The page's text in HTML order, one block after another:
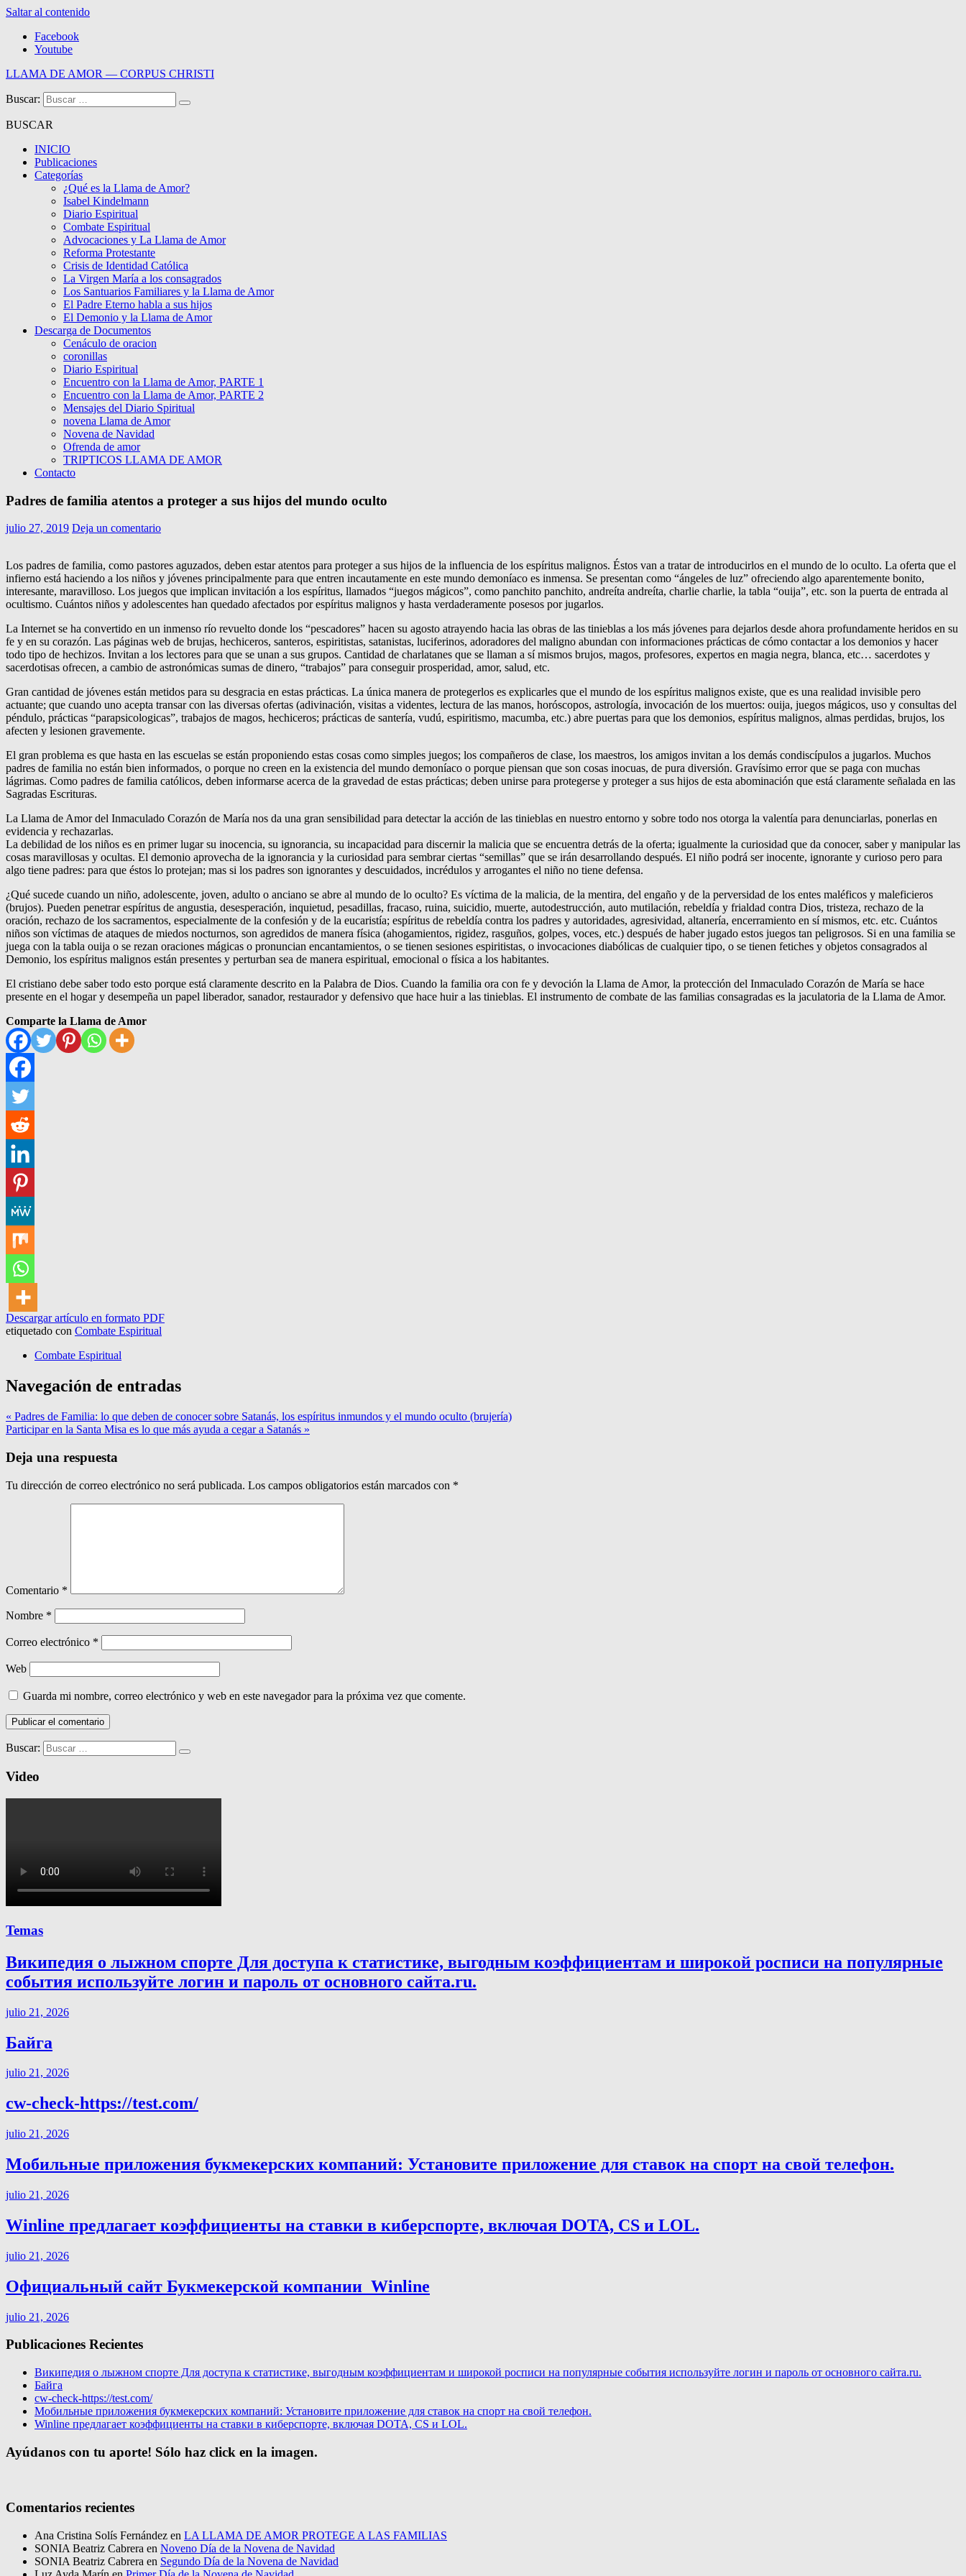
Saltar al contenido
Facebook
Youtube
LLAMA DE AMOR — CORPUS CHRISTI
Blog de la Llama de Amor
Buscar:
BUSCAR
INICIO
Publicaciones
Categorías
¿Qué es la Llama de Amor?
Isabel Kindelmann
Diario Espiritual
Combate Espiritual
Advocaciones y La Llama de Amor
Reforma Protestante
Crisis de Identidad Católica
La Virgen María a los consagrados
Los Santuarios Familiares y la Llama de Amor
El Padre Eterno habla a sus hijos
El Demonio y la Llama de Amor
Descarga de Documentos
Cenáculo de oracion
coronillas
Diario Espiritual
Encuentro con la Llama de Amor, PARTE 1
Encuentro con la Llama de Amor, PARTE 2
Mensajes del Diario Spiritual
novena Llama de Amor
Novena de Navidad
Ofrenda de amor
TRIPTICOS LLAMA DE AMOR
Contacto
Padres de familia atentos a proteger a sus hijos del mundo oculto
julio 27, 2019 Deja un comentario
Los padres de familia, como pastores aguzados, deben estar atentos para proteger a sus hijos de la influencia de los espíritus malignos. Éstos van a tratar de introducirlos en el mundo de lo oculto. La oferta que el
infierno está haciendo a los niños y jóvenes principalmente para que entren incautamente en este mundo demoníaco es inmensa. Se presentan como “ángeles de luz” ofreciendo algo aparentemente bonito,
interesante, maravilloso. Los juegos que implican invitación a los espíritus, llamados “juegos mágicos”, como panchito panchito, andreíta andreíta, charlie charlie, la tabla “ouija”, etc. son la puerta de entrada al
ocultismo. Cuántos niños y adolescentes han quedado afectados por espíritus malignos y hasta verdaderamente posesos por jugarlos.
La Internet se ha convertido en un inmenso río revuelto donde los “pescadores” hacen su agosto atrayendo hacia las obras de las tinieblas a los más jóvenes para dejarlos desde ahora profundamente heridos en su
fe y en su corazón. Las páginas web de brujas, hechiceros, santeros, espiritistas, satanistas, luciferinos, adoradores del maligno abundan con informaciones prácticas de cómo contactar a los demonios y hacer
todo tipo de hechizos. Invitan a los lectores para que se unan a sus grupos. Cantidad de charlatanes que se llaman a sí mismos brujos, magos, profesores, expertos en magia negra, blanca, etc… sacerdotes y
sacerdotisas ofrecen, a cambio de astronómicas sumas de dinero, “trabajos” para conseguir prosperidad, amor, salud, etc.
Gran cantidad de jóvenes están metidos para su desgracia en estas prácticas. La única manera de protegerlos es explicarles que el mundo de los espíritus malignos existe, que es una realidad invisible pero
actuante; que cuando uno acepta transar con las diversas ofertas (adivinación, visitas a videntes, lectura de las manos, horóscopos, astrología, invocación de los muertos: ouija, juegos mágicos, uso y consultas del
péndulo, prácticas “parapsicologicas”, trabajos de magos, hechiceros; prácticas de santería, vudú, espiritismo, macumba, etc.) abre puertas para que los demonios, espíritus malignos, almas perdidas, brujos, los
afecten y lesionen gravemente.
El gran problema es que hasta en las escuelas se están proponiendo estas cosas como simples juegos; los compañeros de clase, los maestros, los amigos invitan a los demás condiscípulos a jugarlos. Muchos
padres de familia no están bien informados, o porque no creen en la existencia del mundo demoníaco o porque piensan que son cosas inocuas, de pura diversión. Gravísimo error que se paga con muchas
lágrimas. Como padres de familia católicos, deben informarse acerca de la gravedad de estas prácticas; deben unirse para protegerse y proteger a sus hijos de esta abominación que está claramente señalada en las
Sagradas Escrituras.
La Llama de Amor del Inmaculado Corazón de María nos da una gran sensibilidad para detectar la acción de las tinieblas en nuestro entorno y sobre todo nos otorga la valentía para denunciarlas, ponerlas en
evidencia y rechazarlas.
La debilidad de los niños es en primer lugar su inocencia, su ignorancia, su incapacidad para discernir la malicia que se encuentra detrás de la oferta; igualmente la curiosidad que da conocer, saber y manipular las
cosas maravillosas y ocultas. El demonio aprovecha de la ignorancia y la curiosidad para sembrar ciertas “semillas” que se irán desarrollando después. El niño podrá ser inocente, ignorante y curioso pero para
algo tiene padres: para que éstos lo protejan; mas si los padres son ignorantes y descuidados, incrédulos y arrogantes el niño no tiene defensa.
¿Qué sucede cuando un niño, adolescente, joven, adulto o anciano se abre al mundo de lo oculto? Es víctima de la malicia, de la mentira, del engaño y de la perversidad de los entes maléficos y maleficieros
(brujos). Pueden penetrar espíritus de angustia, desesperación, inquietud, pesadillas, fracaso, ruina, suicidio, muerte, autodestrucción, auto mutilación, rebeldía y frialdad contra Dios, tristeza, rechazo de la
oración, rechazo de los sacramentos, especialmente de la confesión y de la eucaristía; espíritus de rebeldía contra los padres y autoridades, agresividad, altanería, encerramiento en sí mismos, etc. etc. Cuántos
niños son víctimas de ataques de miedos nocturnos, son agredidos de manera física (ahogamientos, rigidez, rasguños, golpes, voces, etc.) después de haber jugado estos juegos tan peligrosos. Si en una familia se
juega con la tabla ouija o se rezan oraciones mágicas o pronuncian encantamientos, o se tienen sesiones espiritistas, o invocaciones diabólicas de cualquier tipo, o se tienen fetiches y objetos consagrados al
Demonio, los espíritus malignos están presentes y perturban sea de manera espiritual, emocional o física a los habitantes.
El cristiano debe saber todo esto porque está claramente descrito en la Palabra de Dios. Cuando la familia ora con fe y devoción la Llama de Amor, la protección del Inmaculado Corazón de María se hace
presente en el hogar y desempeña un papel liberador, sanador, restaurador y defensivo que hace huir a las tinieblas. El instrumento de combate de las familias consagradas es la jaculatoria de la Llama de Amor.
Comparte la Llama de Amor
Descargar artículo en formato PDF
etiquetado con Combate Espiritual
Combate Espiritual
Navegación de entradas
« Padres de Familia: lo que deben de conocer sobre Satanás, los espíritus inmundos y el mundo oculto (brujería)
Participar en la Santa Misa es lo que más ayuda a cegar a Satanás »
Deja una respuesta
Tu dirección de correo electrónico no será publicada. Los campos obligatorios están marcados con *
Comentario *
Nombre *
Correo electrónico *
Web
Guarda mi nombre, correo electrónico y web en este navegador para la próxima vez que comente.
Buscar:
Video
Temas
Википедия о лыжном спорте Для доступа к статистике, выгодным коэффициентам и широкой росписи на популярные
события используйте логин и пароль от основного сайта.ru.
julio 21, 2026
Байга
julio 21, 2026
cw-check-https://test.com/
julio 21, 2026
Мобильные приложения букмекерских компаний: Установите приложение для ставок на спорт на свой телефон.
julio 21, 2026
Winline предлагает коэффициенты на ставки в киберспорте, включая DOTA, CS и LOL.
julio 21, 2026
Официальный сайт Букмекерской компании ️ Winline
julio 21, 2026
Publicaciones Recientes
Википедия о лыжном спорте Для доступа к статистике, выгодным коэффициентам и широкой росписи на популярные события используйте логин и пароль от основного сайта.ru.
Байга
cw-check-https://test.com/
Мобильные приложения букмекерских компаний: Установите приложение для ставок на спорт на свой телефон.
Winline предлагает коэффициенты на ставки в киберспорте, включая DOTA, CS и LOL.
Ayúdanos con tu aporte! Sólo haz click en la imagen.
Comentarios recientes
Ana Cristina Solís Fernández en LA LLAMA DE AMOR PROTEGE A LAS FAMILIAS
SONIA Beatriz Cabrera en Noveno Día de la Novena de Navidad
SONIA Beatriz Cabrera en Segundo Día de la Novena de Navidad